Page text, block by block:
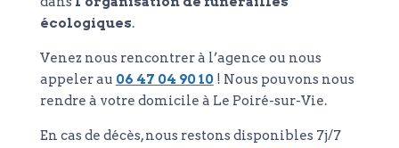
écologiques.
Venez nous rencontrer à l’agence ou nous
appeler au 06 47 04 90 10! Nous pouvons nous
rendre à votre domicile à Le Poiré-sur-Vie.
En cas de décès, nous restons disponibles 7j/7